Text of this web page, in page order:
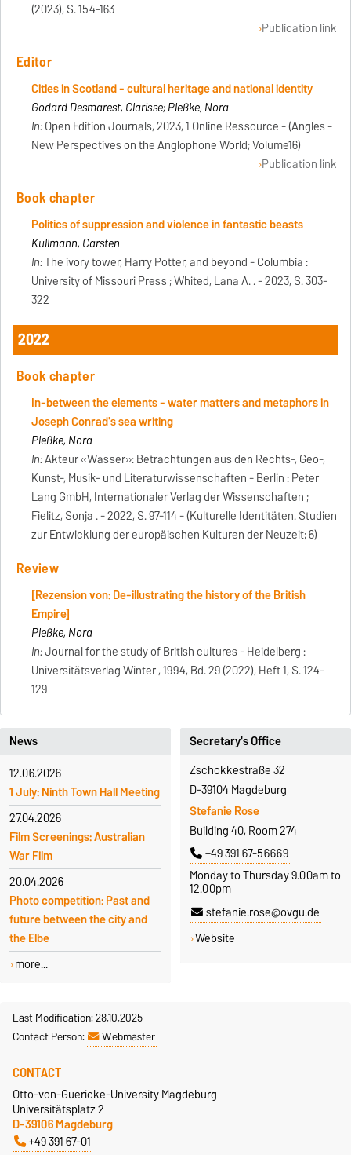
(2023), S. 154-163
Publication link
Editor
Cities in Scotland - cultural heritage and national identity
Godard Desmarest, Clarisse; Pleßke, Nora
In:Open Edition Journals, 2023, 1 Online Ressource - (Angles -
New Perspectives on the Anglophone World; Volume16)
Publication link
Book chapter
Politics of suppression and violence in fantastic beasts
Kullmann, Carsten
In:The ivory tower, Harry Potter, and beyond - Columbia :
University of Missouri Press ; Whited, Lana A. . - 2023, S. 303-
322
2022
Book chapter
In-between the elements - water matters and metaphors in
Joseph Conrad's sea writing
Pleßke, Nora
In:Akteur «Wasser»: Betrachtungen aus den Rechts-, Geo-,
Kunst-, Musik- und Literaturwissenschaften - Berlin : Peter
Lang GmbH, Internationaler Verlag der Wissenschaften ;
Fielitz, Sonja . - 2022, S. 97-114 - (Kulturelle Identitäten. Studien
zur Entwicklung der europäischen Kulturen der Neuzeit; 6)
Review
[Rezension von: De-illustrating the history of the British
Empire]
Pleßke, Nora
In:Journal for the study of British cultures - Heidelberg :
Universitätsverlag Winter , 1994, Bd. 29 (2022), Heft 1, S. 124-
129
News
12.06.2026
1 July: Ninth Town Hall Meeting
27.04.2026
Film Screenings: Australian
War Film
20.04.2026
Photo competition: Past and
future between the city and
the Elbe
more...
Secretary's Office
Zschokkestraße 32
D-39104 Magdeburg
Stefanie Rose
Building 40, Room 274
+49 391 67-56669
Monday to Thursday 9.00am to
12.00pm
stefanie.rose@ovgu.de
Website
Last Modification: 28.10.2025
Contact Person:
Webmaster
CONTACT
Otto-von-Guericke-University Magdeburg
Universitätsplatz 2
D-39106 Magdeburg
+49 391 67-01